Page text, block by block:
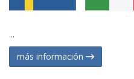
...
más información